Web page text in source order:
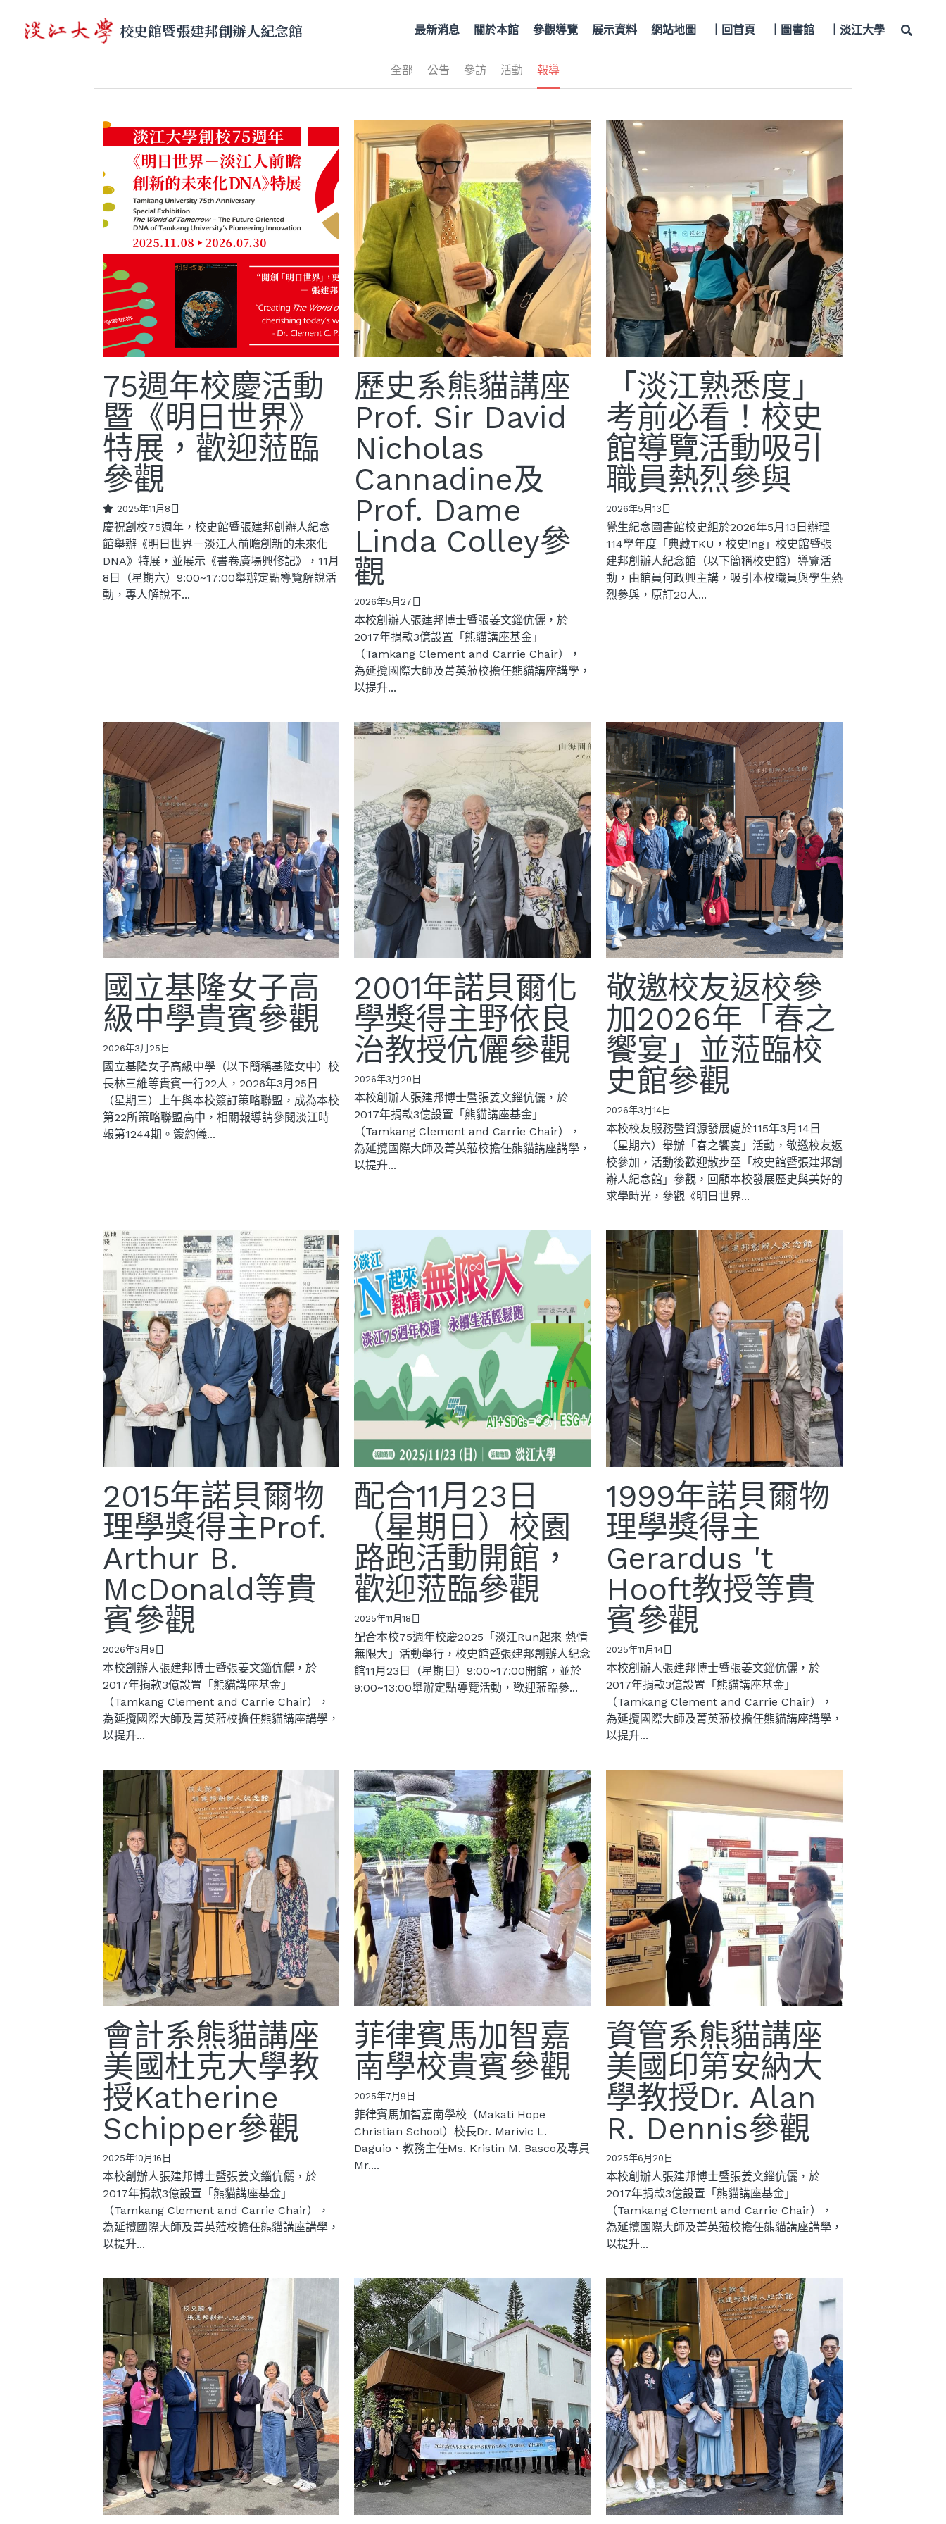
校史館暨張建邦創辦人紀念館 最新消息 關於本館 參觀導覽 展示資料 網站地圖 ｜回首頁 ｜圖書館 ｜淡江大學
全部 公告 參訪 活動 報導
75週年校慶活動
暨《明日世界》
特展，歡迎蒞臨
參觀
2025年11月8日
慶祝創校75週年，校史館暨張建邦創辦人紀念
館舉辦《明日世界－淡江人前瞻創新的未來化
DNA》特展，並展示《書卷廣場興修記》，11月
8日（星期六）9:00~17:00舉辦定點導覽解說活
動，專人解說不...
歷史系熊貓講座
Prof. Sir David
Nicholas
Cannadine及
Prof. Dame
Linda Colley參
觀
2026年5月27日
本校創辦人張建邦博士暨張姜文錙伉儷，於
2017年捐款3億設置「熊貓講座基金」
（Tamkang Clement and Carrie Chair），
為延攬國際大師及菁英蒞校擔任熊貓講座講學，
以提升...
「淡江熟悉度」
考前必看！校史
館導覽活動吸引
職員熱烈參與
2026年5月13日
覺生紀念圖書館校史組於2026年5月13日辦理
114學年度「典藏TKU，校史ing」校史館暨張
建邦創辦人紀念館（以下簡稱校史館）導覽活
動，由館員何政興主講，吸引本校職員與學生熱
烈參與，原訂20人...
國立基隆女子高
級中學貴賓參觀
2026年3月25日
國立基隆女子高級中學（以下簡稱基隆女中）校
長林三維等貴賓一行22人，2026年3月25日
（星期三）上午與本校簽訂策略聯盟，成為本校
第22所策略聯盟高中，相關報導請參閱淡江時
報第1244期。簽約儀...
2001年諾貝爾化
學獎得主野依良
治教授伉儷參觀
2026年3月20日
本校創辦人張建邦博士暨張姜文錙伉儷，於
2017年捐款3億設置「熊貓講座基金」
（Tamkang Clement and Carrie Chair），
為延攬國際大師及菁英蒞校擔任熊貓講座講學，
以提升...
敬邀校友返校參
加2026年「春之
饗宴」並蒞臨校
史館參觀
2026年3月14日
本校校友服務暨資源發展處於115年3月14日
（星期六）舉辦「春之饗宴」活動，敬邀校友返
校參加，活動後歡迎散步至「校史館暨張建邦創
辦人紀念館」參觀，回顧本校發展歷史與美好的
求學時光，參觀《明日世界...
2015年諾貝爾物
理學獎得主Prof.
Arthur B.
McDonald等貴
賓參觀
2026年3月9日
本校創辦人張建邦博士暨張姜文錙伉儷，於
2017年捐款3億設置「熊貓講座基金」
（Tamkang Clement and Carrie Chair），
為延攬國際大師及菁英蒞校擔任熊貓講座講學，
以提升...
配合11月23日
（星期日）校園
路跑活動開館，
歡迎蒞臨參觀
2025年11月18日
配合本校75週年校慶2025「淡江Run起來 熱情
無限大」活動舉行，校史館暨張建邦創辦人紀念
館11月23日（星期日）9:00~17:00開館，並於
9:00~13:00舉辦定點導覽活動，歡迎蒞臨參...
1999年諾貝爾物
理學獎得主
Gerardus 't
Hooft教授等貴
賓參觀
2025年11月14日
本校創辦人張建邦博士暨張姜文錙伉儷，於
2017年捐款3億設置「熊貓講座基金」
（Tamkang Clement and Carrie Chair），
為延攬國際大師及菁英蒞校擔任熊貓講座講學，
以提升...
會計系熊貓講座
美國杜克大學教
授Katherine
Schipper參觀
2025年10月16日
本校創辦人張建邦博士暨張姜文錙伉儷，於
2017年捐款3億設置「熊貓講座基金」
（Tamkang Clement and Carrie Chair），
為延攬國際大師及菁英蒞校擔任熊貓講座講學，
以提升...
菲律賓馬加智嘉
南學校貴賓參觀
2025年7月9日
菲律賓馬加智嘉南學校（Makati Hope
Christian School）校長Dr. Marivic L.
Daguio、教務主任Ms. Kristin M. Basco及專員
Mr....
資管系熊貓講座
美國印第安納大
學教授Dr. Alan
R. Dennis參觀
2025年6月20日
本校創辦人張建邦博士暨張姜文錙伉儷，於
2017年捐款3億設置「熊貓講座基金」
（Tamkang Clement and Carrie Chair），
為延攬國際大師及菁英蒞校擔任熊貓講座講學，
以提升...